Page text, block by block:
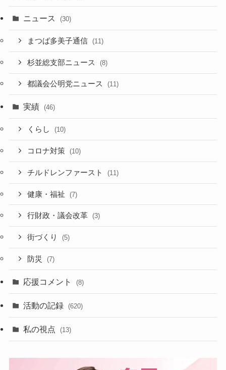
ニュース (30)
まつば多美子通信 (11)
杉並総支部ニュース (8)
都議会公明党ニュース (11)
実績 (46)
くらし (10)
コロナ対策 (10)
チルドレンファースト (11)
健康・福祉 (7)
行財政・議会改革 (3)
街づくり (5)
防災 (7)
応援コメント (8)
活動の記録 (620)
私の視点 (13)